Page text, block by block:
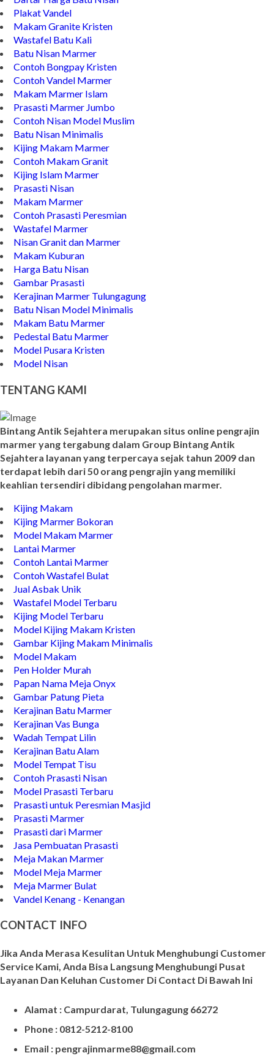
Plakat Vandel
Makam Granite Kristen
Wastafel Batu Kali
Batu Nisan Marmer
Contoh Bongpay Kristen
Contoh Vandel Marmer
Makam Marmer Islam
Prasasti Marmer Jumbo
Contoh Nisan Model Muslim
Batu Nisan Minimalis
Kijing Makam Marmer
Contoh Makam Granit
Kijing Islam Marmer
Prasasti Nisan
Makam Marmer
Contoh Prasasti Peresmian
Wastafel Marmer
Nisan Granit dan Marmer
Makam Kuburan
Harga Batu Nisan
Gambar Prasasti
Kerajinan Marmer Tulungagung
Batu Nisan Model Minimalis
Makam Batu Marmer
Pedestal Batu Marmer
Model Pusara Kristen
Model Nisan
TENTANG KAMI
Bintang Antik Sejahtera merupakan situs online pengrajin
marmer yang tergabung dalam Group Bintang Antik
Sejahtera layanan yang terpercaya sejak tahun 2009 dan
terdapat lebih dari 50 orang pengrajin yang memiliki
keahlian tersendiri dibidang pengolahan marmer.
Kijing Makam
Kijing Marmer Bokoran
Model Makam Marmer
Lantai Marmer
Contoh Lantai Marmer
Contoh Wastafel Bulat
Jual Asbak Unik
Wastafel Model Terbaru
Kijing Model Terbaru
Model Kijing Makam Kristen
Gambar Kijing Makam Minimalis
Model Makam
Pen Holder Murah
Papan Nama Meja Onyx
Gambar Patung Pieta
Kerajinan Batu Marmer
Kerajinan Vas Bunga
Wadah Tempat Lilin
Kerajinan Batu Alam
Model Tempat Tisu
Contoh Prasasti Nisan
Model Prasasti Terbaru
Prasasti untuk Peresmian Masjid
Prasasti Marmer
Prasasti dari Marmer
Jasa Pembuatan Prasasti
Meja Makan Marmer
Model Meja Marmer
Meja Marmer Bulat
Vandel Kenang - Kenangan
CONTACT INFO
Jika Anda Merasa Kesulitan Untuk Menghubungi Customer
Service Kami, Anda Bisa Langsung Menghubungi Pusat
Layanan Dan Keluhan Customer Di Contact Di Bawah Ini
Alamat : Campurdarat, Tulungagung 66272
Phone : 0812-5212-8100
Email : pengrajinmarme88@gmail.com